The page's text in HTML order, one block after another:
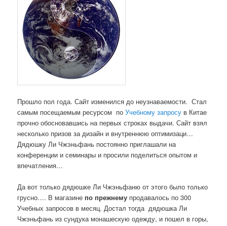
Прошло пол года. Сайт изменился до неузнаваемости. Стал
самым посещаемым ресурсом поУчебному запросу в Китае
прочно обосновавшись на первых строках выдачи. Сайт взял
несколько призов за дизайн и внутреннюю оптимизаци…
Дядюшку Ли Чжэньфань постоянно приглашали на
конференции и семинары и просили поделиться опытом и
впечатления…
Да вот только дядюшке Ли Чжэньфаню от этого было только
грусно…. В магазине по прежнему продавалось по 300
Учебных запросов в месяц. Достал тогда дядюшка Ли
Чжэньфань из сундука монашескую одежду, и пошел в горы,